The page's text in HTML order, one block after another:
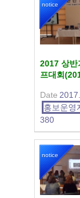
notice
2017 상반
프대회
Date
홍보운영
380
notice